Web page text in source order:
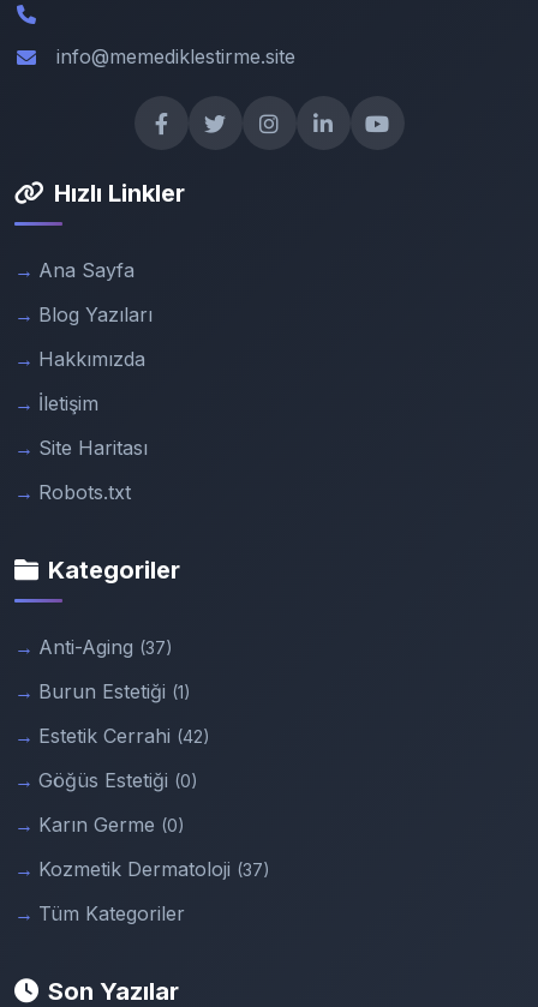
info@memediklestirme.site
Hızlı Linkler
Ana Sayfa
Blog Yazıları
Hakkımızda
İletişim
Site Haritası
Robots.txt
Kategoriler
Anti-Aging (37)
Burun Estetiği (1)
Estetik Cerrahi (42)
Göğüs Estetiği (0)
Karın Germe (0)
Kozmetik Dermatoloji (37)
Tüm Kategoriler
Son Yazılar